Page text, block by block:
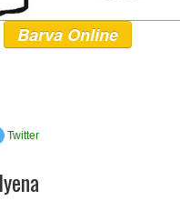
Barva Online
Twitter